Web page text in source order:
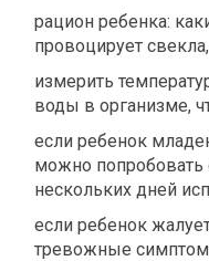
рацион ребенка:
провоцирует
измерить
воды в организме,
если ребенок
можно попробовать
нескольких дней
если ребенок
тревожные